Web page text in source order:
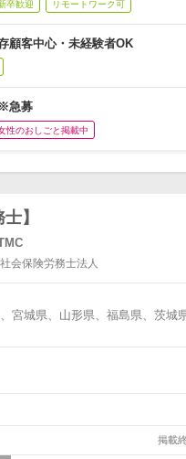
卒歓迎 リモートワーク可
顧客中心・未経験者OK
※急募
性のおしごと掲載中
】
会保険労務士法人
宮城県、山形県、福島県、茨城
掲載